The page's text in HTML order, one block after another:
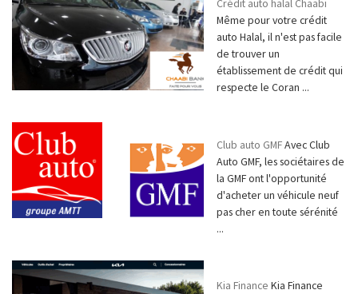
Crédit auto halal Chaabi
Même pour votre crédit
auto Halal, il n'est pas facile
de trouver un
établissement de crédit qui
respecte le Coran ...
Club auto GMFAvec Club
Auto GMF, les sociétaires de
la GMF ont l'opportunité
d'acheter un véhicule neuf
pas cher en toute sérénité
...
Kia Finance Kia Finance